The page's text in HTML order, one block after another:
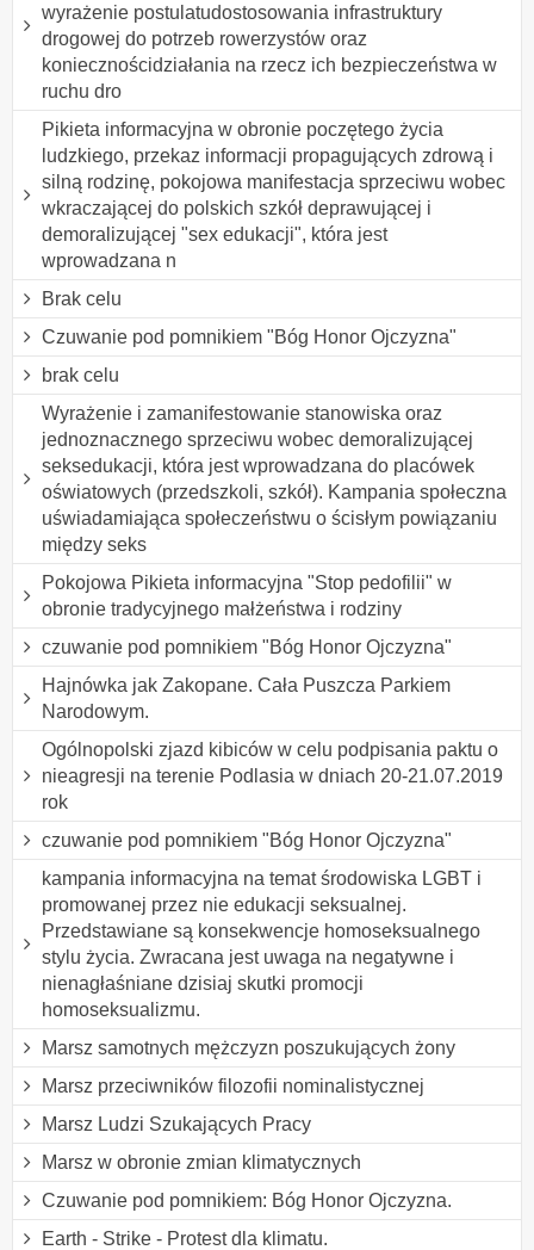
wyrażenie postulatudostosowania infrastruktury
drogowej do potrzeb rowerzystów oraz
koniecznościdziałania na rzecz ich bezpieczeństwa w
ruchu dro
Pikieta informacyjna w obronie poczętego życia
ludzkiego, przekaz informacji propagujących zdrową i
silną rodzinę, pokojowa manifestacja sprzeciwu wobec
wkraczającej do polskich szkół deprawującej i
demoralizującej "sex edukacji", która jest
wprowadzana n
Brak celu
Czuwanie pod pomnikiem "Bóg Honor Ojczyzna"
brak celu
Wyrażenie i zamanifestowanie stanowiska oraz
jednoznacznego sprzeciwu wobec demoralizującej
seksedukacji, która jest wprowadzana do placówek
oświatowych (przedszkoli, szkół). Kampania społeczna
uświadamiająca społeczeństwu o ścisłym powiązaniu
między seks
Pokojowa Pikieta informacyjna "Stop pedofilii" w
obronie tradycyjnego małżeństwa i rodziny
czuwanie pod pomnikiem "Bóg Honor Ojczyzna"
Hajnówka jak Zakopane. Cała Puszcza Parkiem
Narodowym.
Ogólnopolski zjazd kibiców w celu podpisania paktu o
nieagresji na terenie Podlasia w dniach 20-21.07.2019
rok
czuwanie pod pomnikiem "Bóg Honor Ojczyzna"
kampania informacyjna na temat środowiska LGBT i
promowanej przez nie edukacji seksualnej.
Przedstawiane są konsekwencje homoseksualnego
stylu życia. Zwracana jest uwaga na negatywne i
nienagłaśniane dzisiaj skutki promocji
homoseksualizmu.
Marsz samotnych mężczyzn poszukujących żony
Marsz przeciwników filozofii nominalistycznej
Marsz Ludzi Szukających Pracy
Marsz w obronie zmian klimatycznych
Czuwanie pod pomnikiem: Bóg Honor Ojczyzna.
Earth - Strike - Protest dla klimatu.